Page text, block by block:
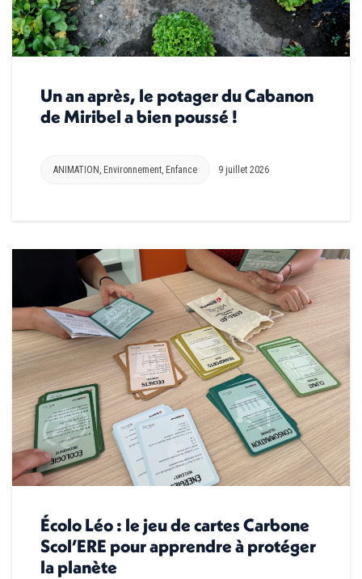
Un an après, le potager du Cabanon
de Miribel a bien poussé !
ANIMATION, Environnement, Enfance 9 juillet 2026
Écolo Léo : le jeu de cartes Carbone
Scol’ERE pour apprendre à protéger
la planète